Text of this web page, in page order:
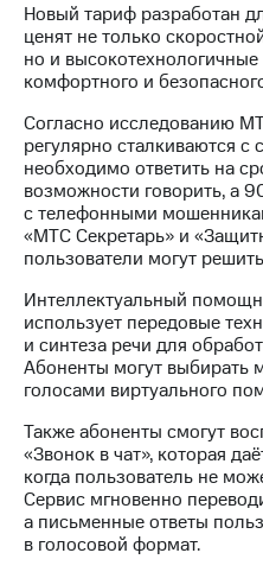
Интервью
Финансовая
Контакты
Новости
в
регионе
Корпоративное
управление
Корпоративный
секретарь
информации
Информация
акционерам
Документы
ПАО
"МТС"
Новый тариф разработан
ценят не только
но и
комфортного и
Согласно исследованию
регулярно сталкиваются с
необходимо ответить на
возможности говорить, а
с телефонными
«МТС Секретарь» и
пользователи могут
Интеллектуальный
использует передовые
и синтеза речи для
Абоненты могут
голосами виртуального
Также абоненты смогут
«Звонок в чат», которая
когда пользователь не
Сервис мгновенно
а письменные ответы
в голосовой формат.